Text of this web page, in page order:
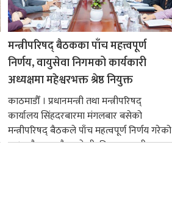
मन्त्रीपरिषद् बैठकका पाँच महत्त्वपूर्ण
निर्णय, वायुसेवा निगमको कार्यकारी
अध्यक्षमा महेश्वरभक्त श्रेष्ठ नियुक्त
काठमाडौँ । प्रधानमन्त्री तथा मन्त्रीपरिषद्
कार्यालय सिंहदरबारमा मंगलबार बसेको
मन्त्रीपरिषद् बैठकले पाँच महत्वपूर्ण निर्णय गरेको
छ । यसैक्रममा बैडकले बीउबिजनसम्बन्धी...